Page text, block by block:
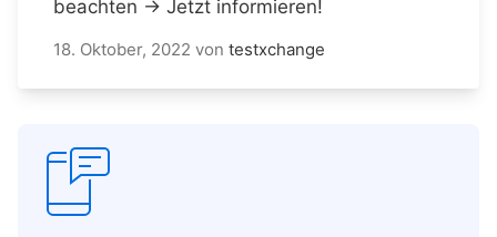
beachten → Jetzt informieren!
18. Oktober, 2022 von testxchange